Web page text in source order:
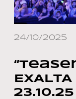
24/10/2025
23.10.25